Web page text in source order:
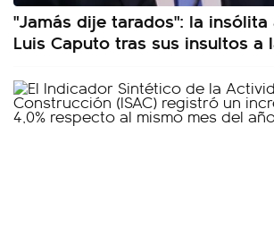
"Jamás dije tarados": la
Luis Caputo tras sus insultos a